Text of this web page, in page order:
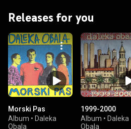
Releases for you
Morski Pas
Album • Daleka
Obala
1999-2000
Album • Daleka
Obala